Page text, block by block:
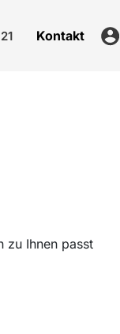
Kontakt
zu Ihnen passt